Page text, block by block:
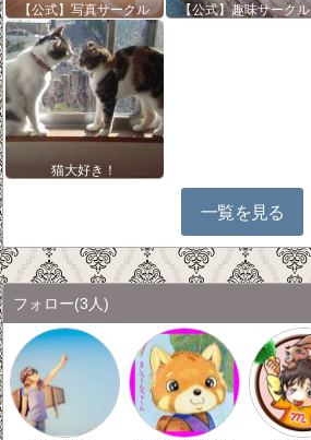
【公式】写真サークル 【公式】趣味サークル
猫大好き！
一覧を見る
フォロー(3人)